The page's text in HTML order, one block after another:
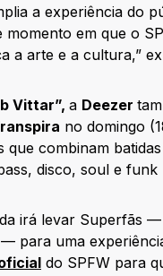
a experiência do
momento em que o
a arte e a cultura,”
Vittar”, a Deezer
no domingo
que combinam
disco, soul e funk
irá levar Superfãs
para uma
do SPFW para